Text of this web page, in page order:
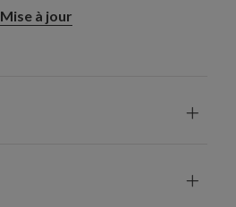
Mise à jour